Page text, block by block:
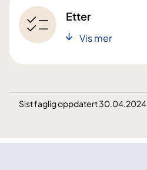
Etter
Vis mer
Sist faglig oppdatert 30.04.2024